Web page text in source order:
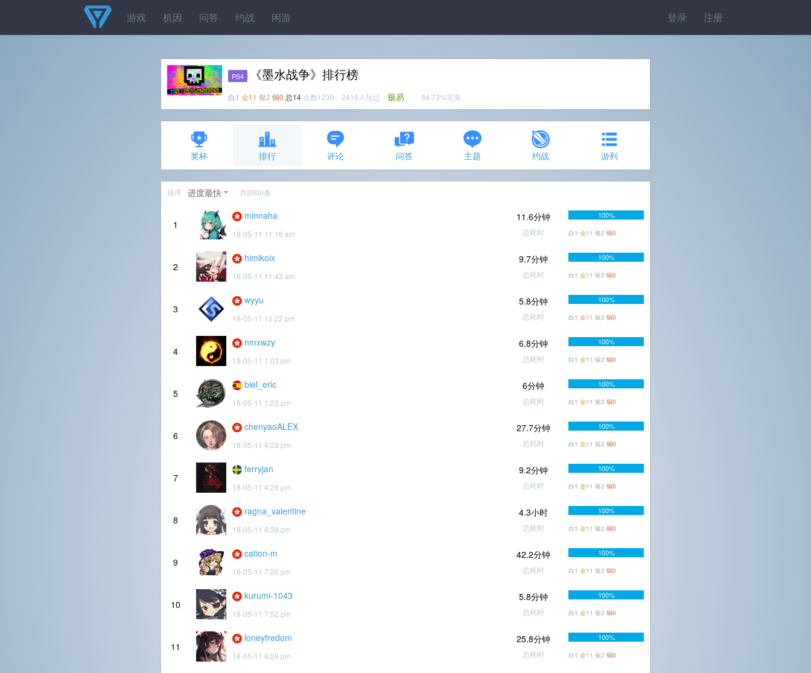
登录 注册
游戏 机因 问答 约战 闲游
PS4 《墨水战争》排行榜
白1 金11 银2 铜0 总14 点数1230 2416人玩过 极易 84.73%完美
奖杯 排行 评论 问答 主题 约战 游列
排序 进度最快 共2000条
1
minnaha
18-05-11 11:16 am
11.6分钟
总耗时
100%
白1 金11 银2 铜0
2
himikoix
18-05-11 11:43 am
9.7分钟
总耗时
100%
白1 金11 银2 铜0
3
wyyu
18-05-11 12:22 pm
5.8分钟
总耗时
100%
白1 金11 银2 铜0
4
nmxwzy
18-05-11 1:03 pm
6.8分钟
总耗时
100%
白1 金11 银2 铜0
5
biel_eric
18-05-11 1:23 pm
6分钟
总耗时
100%
白1 金11 银2 铜0
6
chenyaoALEX
18-05-11 4:23 pm
27.7分钟
总耗时
100%
白1 金11 银2 铜0
7
ferryjan
18-05-11 4:26 pm
9.2分钟
总耗时
100%
白1 金11 银2 铜0
8
ragna_valentine
18-05-11 6:39 pm
4.3小时
总耗时
100%
白1 金11 银2 铜0
9
cation-m
18-05-11 7:20 pm
42.2分钟
总耗时
100%
白1 金11 银2 铜0
10
kurumi-1043
18-05-11 7:52 pm
5.8分钟
总耗时
100%
白1 金11 银2 铜0
11
loneyfredom
18-05-11 9:29 pm
25.8分钟
总耗时
100%
白1 金11 银2 铜0